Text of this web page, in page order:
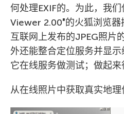
何处理EXIF的。为此，我
Viewer 2.00″的火狐浏览器
互联网上发布的JPEG照片
外还能整合定位服务并显
它在线服务做测试；做起来
从在线照片中获取真实地